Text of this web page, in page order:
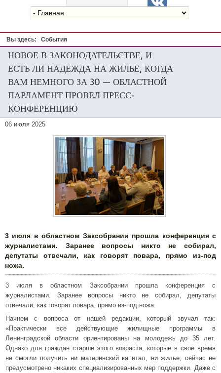
Вы здесь: События
НОВОЕ В ЗАКОНОДАТЕЛЬСТВЕ, И
ЕСТЬ ЛИ НАДЕЖДА НА ЖИЛЬЕ, КОГДА
ВАМ НЕМНОГО ЗА 30 — ОБЛАСТНОЙ
ПАРЛАМЕНТ ПРОВЕЛ ПРЕСС-
КОНФЕРЕНЦИЮ
06 июля 2025
3 июля в областном Заксобрании прошла конференция с
журналистами. Заранее вопросы никто не собирал,
депутаты отвечали, как говорят повара, прямо из-под
ножа.
3 июля в областном Заксобрании прошла конференция с
журналистами. Заранее вопросы никто не собирал, депутаты
отвечали, как говорят повара, прямо из-под ножа.
Начнем с вопроса от нашей редакции, который звучал так:
«Практически все действующие жилищные программы в
Ленинградской области ориентированы на молодежь до 35 лет.
Однако для граждан старше этого возраста, которые в свое время
не смогли получить ни материнский капитал, ни жилье, сейчас не
предусмотрено никаких специализированных мер поддержки. Даже с